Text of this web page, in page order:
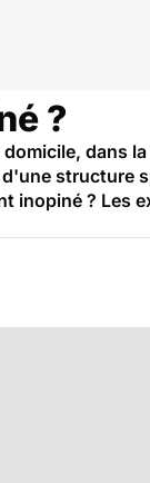
?
dans
structure
inopiné ? Les